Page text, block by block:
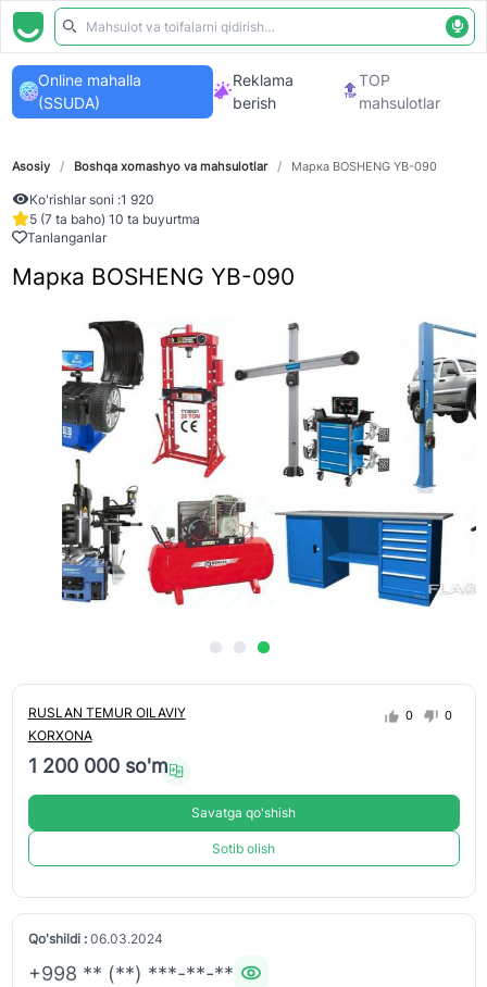
Online mahalla
(SSUDA)
Reklama
berish
TOP
mahsulotlar
Asosiy / Boshqa xomashyo va mahsulotlar / Марка BOSHENG YB-090
Ko'rishlar soni :1 920
5 (7 ta baho) 10 ta buyurtma
Tanlanganlar
Марка BOSHENG YB-090
RUSLAN TEMUR OILAVIY
KORXONA
0 0
1 200 000 so'm
Savatga qo'shish
Sotib olish
Qo'shildi :06.03.2024
+998 ** (**) ***-**-**